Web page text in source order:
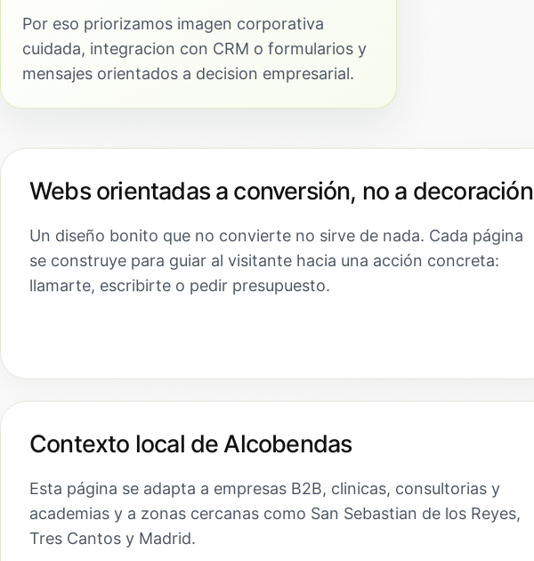
Por eso priorizamos imagen corporativa
cuidada, integracion con CRM o formularios y
mensajes orientados a decision empresarial.
Webs orientadas a conversión, no a decoración
Un diseño bonito que no convierte no sirve de nada. Cada página
se construye para guiar al visitante hacia una acción concreta:
llamarte, escribirte o pedir presupuesto.
Contexto local de Alcobendas
Esta página se adapta a empresas B2B, clinicas, consultorias y
academias y a zonas cercanas como San Sebastian de los Reyes,
Tres Cantos y Madrid.